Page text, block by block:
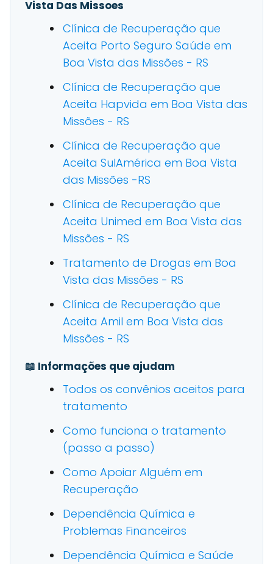
Vista Das Missoes
Clínica de Recuperação que
Aceita Porto Seguro Saúde em
Boa Vista das Missões - RS
Clínica de Recuperação que
Aceita Hapvida em Boa Vista das
Missões - RS
Clínica de Recuperação que
Aceita SulAmérica em Boa Vista
das Missões -RS
Clínica de Recuperação que
Aceita Unimed em Boa Vista das
Missões - RS
Tratamento de Drogas em Boa
Vista das Missões - RS
Clínica de Recuperação que
Aceita Amil em Boa Vista das
Missões - RS
📖 Informações que ajudam
Todos os convênios aceitos para
tratamento
Como funciona o tratamento
(passo a passo)
Como Apoiar Alguém em
Recuperação
Dependência Química e
Problemas Financeiros
Dependência Química e Saúde